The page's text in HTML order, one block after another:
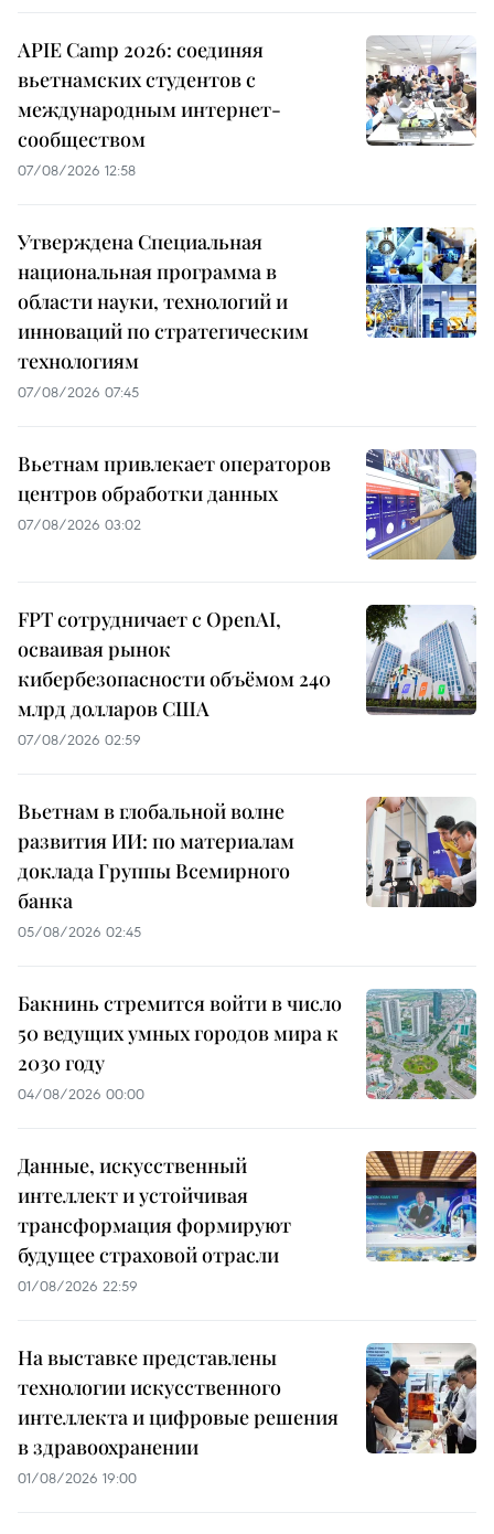
APIE Camp 2026: соединяя
вьетнамских студентов с
международным интернет-
сообществом
07/08/2026 12:58
Утверждена Специальная
национальная программа в
области науки, технологий и
инноваций по стратегическим
технологиям
07/08/2026 07:45
Вьетнам привлекает операторов
центров обработки данных
07/08/2026 03:02
FPT сотрудничает с OpenAI,
осваивая рынок
кибербезопасности объёмом 240
млрд долларов США
07/08/2026 02:59
Вьетнам в глобальной волне
развития ИИ: по материалам
доклада Группы Всемирного
банка
05/08/2026 02:45
Бакнинь стремится войти в число
50 ведущих умных городов мира к
2030 году
04/08/2026 00:00
Данные, искусственный
интеллект и устойчивая
трансформация формируют
будущее страховой отрасли
01/08/2026 22:59
На выставке представлены
технологии искусственного
интеллекта и цифровые решения
в здравоохранении
01/08/2026 19:00